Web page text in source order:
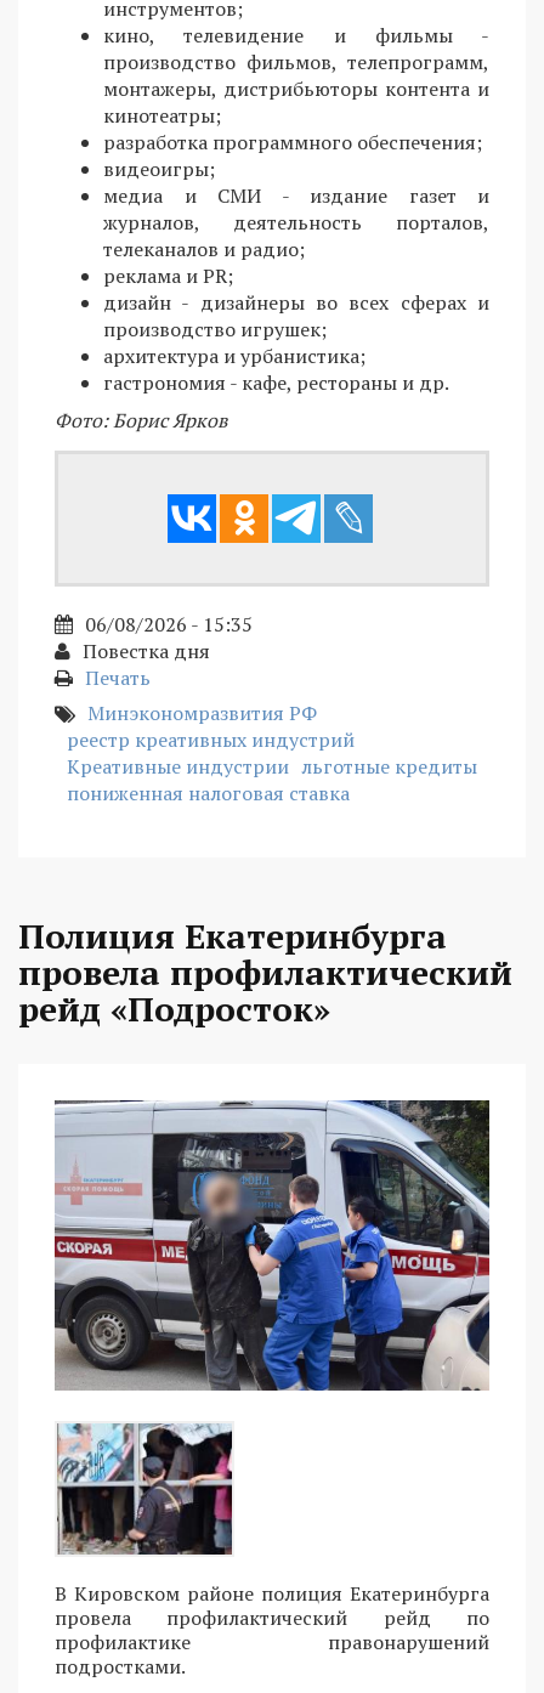
инструментов;
кино, телевидение и фильмы -
производство фильмов, телепрограмм,
монтажеры, дистрибьюторы контента и
кинотеатры;
разработка программного обеспечения;
видеоигры;
медиа и СМИ - издание газет и
журналов, деятельность порталов,
телеканалов и радио;
реклама и PR;
дизайн - дизайнеры во всех сферах и
производство игрушек;
архитектура и урбанистика;
гастрономия - кафе, рестораны и др.
Фото: Борис Ярков
06/08/2026 - 15:35
Повестка дня
Печать
Минэкономразвития РФ
реестр креативных индустрий
Креативные индустрии льготные кредиты
пониженная налоговая ставка
Полиция Екатеринбурга
провела профилактический
рейд «Подросток»
В Кировском районе полиция Екатеринбурга
провела профилактический рейд по
профилактике правонарушений
подростками.